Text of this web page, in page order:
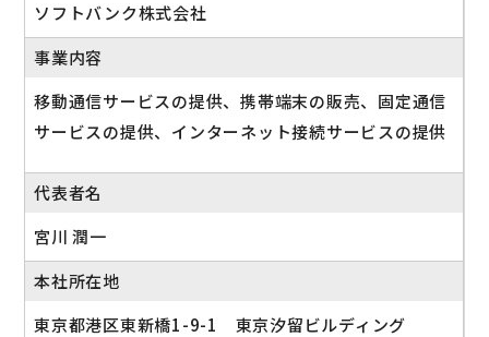
ソフトバンク株式会社
事業内容
移動通信サービスの提供、携帯端末の販売、固定通信
サービスの提供、インターネット接続サービスの提供
代表者名
宮川 潤一
本社所在地
東京都港区東新橋1-9-1 東京汐留ビルディング